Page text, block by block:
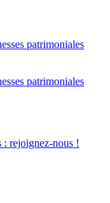
patrimoniales
patrimoniales
: rejoignez-nous !